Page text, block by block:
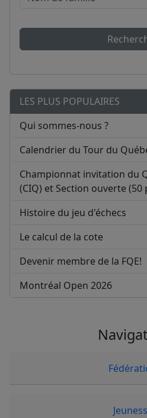
LES PLUS POPULAIRES
Qui sommes-nous ?
Calendrier du Tour du
Championnat invitation du
(CIQ) et Section ouverte (50
Histoire du jeu d'échecs
Le calcul de la cote
Devenir membre de la FQE!
Montréal Open 2026